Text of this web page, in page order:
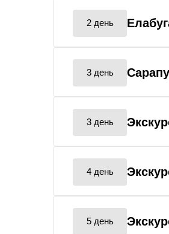
2 день
3 день
3 день
4 день
5 день